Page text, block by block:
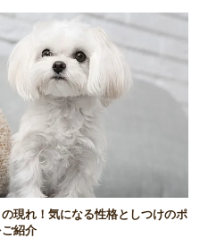
現れ！気になる性格としつけのポ
紹介